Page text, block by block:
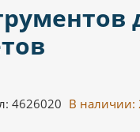
4626020 В наличии: